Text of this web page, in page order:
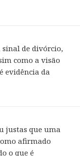
sinal de divórcio,
como a visão
evidência da
justas que uma
afirmado
o que é